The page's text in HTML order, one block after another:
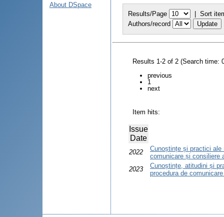
About DSpace
Results/Page | Sort
Authors/record
Results 1-2 of 2 (Search time:
previous
1
next
Item hits:
Issue
Date
2022
Cunoștințe și practici ale
comunicare și consiliere
2023
Cunoștințe, atitudini și
procedura de